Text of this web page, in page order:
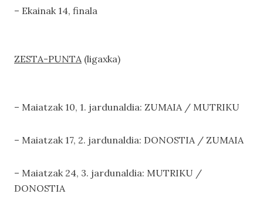
– Ekainak 14, finala
ZESTA-PUNTA(ligaxka)
– Maiatzak 10, 1. jardunaldia: ZUMAIA / MUTRIKU
– Maiatzak 17, 2. jardunaldia: DONOSTIA / ZUMAIA
– Maiatzak 24, 3. jardunaldia: MUTRIKU /
DONOSTIA